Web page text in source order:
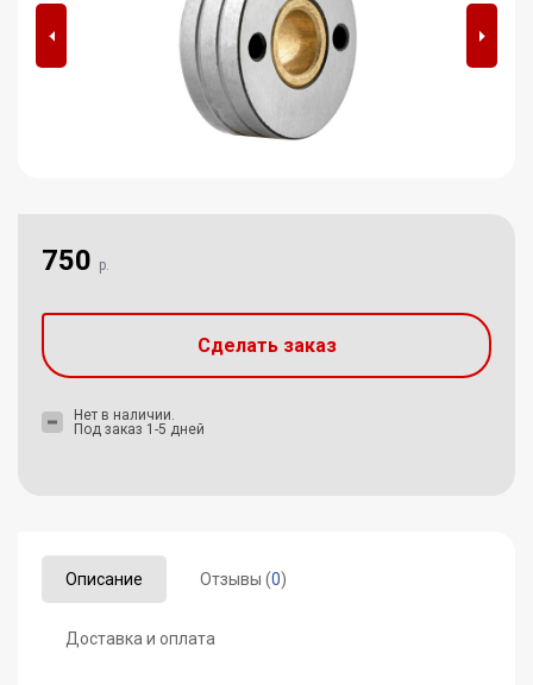
Описание Отзывы (0)
Доставка и оплата
750 р.
Сделать заказ
Нет в наличии.
Под заказ 1-5 дней